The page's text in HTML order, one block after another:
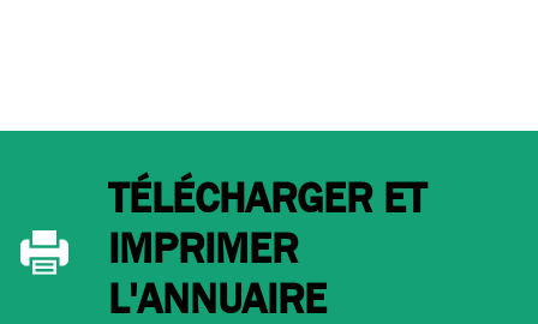
TÉLÉCHARGER ET
IMPRIMER
L'ANNUAIRE